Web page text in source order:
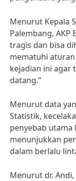
Menurut Kepala
Palembang, AKP
tragis dan bisa
mematuhi
kejadian ini agar
datang.”
Menurut data
Statistik,
penyebab utama
menunjukkan
dalam berlalu
Menurut dr.